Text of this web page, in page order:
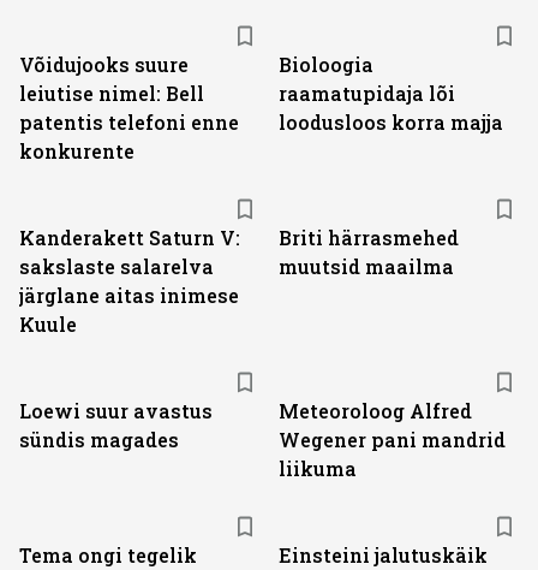
Võidujooks suure
leiutise nimel: Bell
patentis telefoni enne
konkurente
Bioloogia
raamatupidaja lõi
loodusloos korra majja
Kanderakett Saturn V:
sakslaste salarelva
järglane aitas inimese
Kuule
Briti härrasmehed
muutsid maailma
Loewi suur avastus
sündis magades
Meteoroloog Alfred
Wegener pani mandrid
liikuma
Tema ongi tegelik
Einsteini jalutuskäik